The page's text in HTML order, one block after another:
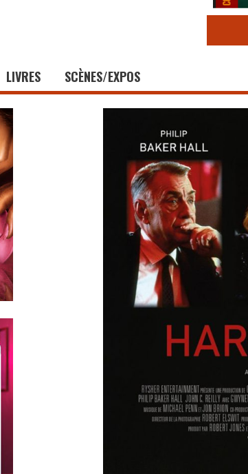
LIVRES SCÈNES/EXPOS